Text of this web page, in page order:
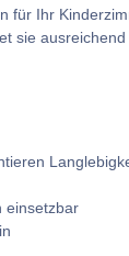
für Ihr
sie
einsetzbar